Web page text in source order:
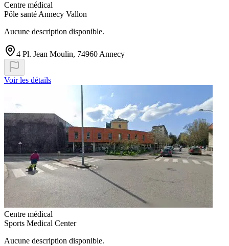
Centre médical
Pôle santé Annecy Vallon
Aucune description disponible.
4 Pl. Jean Moulin, 74960 Annecy
Voir les détails
Centre médical
Sports Medical Center
Aucune description disponible.